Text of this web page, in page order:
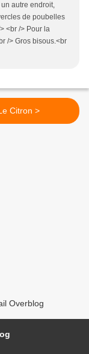
autre endroit,
de poubelles
<br /> Pour la
/> Gros bisous.<br
Le Citron >
Overblog